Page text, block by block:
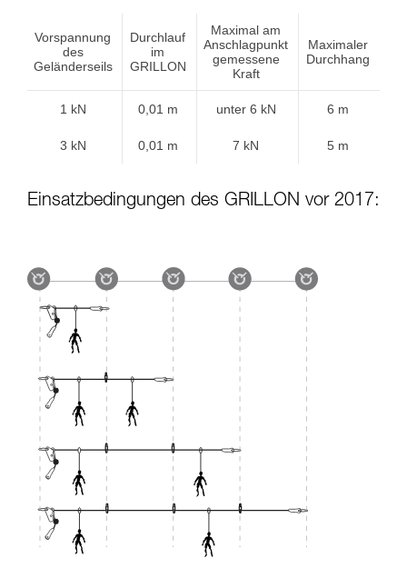
Vorspannung
des
Geländerseils
Durchlauf
im
GRILLON
Maximal am
Anschlagpunkt
gemessene
Kraft
Maximaler
Durchhang
1 kN 0,01 m unter 6 kN 6 m
3 kN 0,01 m 7 kN 5 m
Einsatzbedingungen des GRILLON vor 2017: